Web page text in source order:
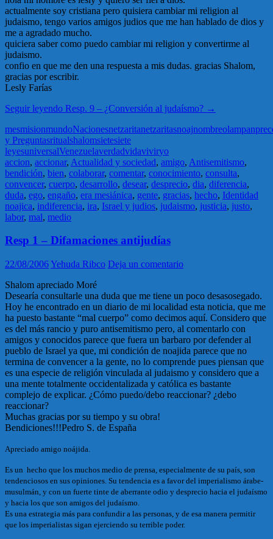
actualmente soy cristiana pero quisiera cambiar mi religion al
judaismo, tengo varios amigos judios que me han hablado de dios y
me a agradado mucho.
quiciera saber como puedo cambiar mi religion y convertirme al
judaismo.
confio en que me den una respuesta a mis dudas. gracias Shalom,
gracias por escribir.
Lesly Farías
Seguir leyendo Resp. 9 – ¿Conversión al judaí­smo? →
mesmisionmundoNacionesnetzaritanetzaritasnoajnombreolampan
y Preguntasritualshalomsietesiete
leyesuniversalVenezuelaverdadvidaviviryo
accion, accionar, Actualidad y sociedad, amigo, Antisemitismo,
bendición, bien, colaborar, comentar, conocimiento, consulta,
convencer, cuerpo, desarrollo, desear, desprecio, dia, diferencia,
duda, ego, engaño, era mesiánica, gente, gracias, hecho, Identidad
noajica, indiferencia, ira, Israel y judios, judaismo, justicia, justo,
labor, mal, medio
Resp 1 – Difamaciones antijudías
22/08/2006Yehuda Ribco Deja un comentario
Shalom apreciado Moré
Desearía consultarle una duda que me tiene un poco desasosegado.
Hoy he encontrado en un diario de mi localidad esta noticia, que me
ha puesto bastante “mal cuerpo” como decimos aquí. Considero que
es del más rancio y puro antisemitismo pero, al comentarlo con
amigos y conocidos parece que fuera un barbaro por defender al
pueblo de Israel ya que, mi condición de noajida parece que no
termina de convencer a la gente, no lo comprende pues piensan que
es una especie de religión vinculada al judaismo y considero que a
una mente totalmente occidentalizada y católica es bastante
complejo de explicar. ¿Cómo puedo/debo reaccionar? ¿debo
reaccionar?
Muchas gracias por su tiempo y su obra!
Bendiciones!!!Pedro S. de España
Apreciado amigo noájida.
Es un hecho que los muchos medio de prensa, especialmente de su país, son
tendenciosos en sus opiniones. Su tendencia es a favor del imperialismo árabe-
musulmán, y con un fuerte tinte de aberrante odio y desprecio hacia el judaísmo
y hacia los que son amigos del judaísmo.
Es una estrategia más para confundir a las personas, y de esa manera permitir
que los imperialistas sigan ejerciendo su terrible poder.